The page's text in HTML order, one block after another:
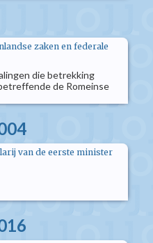
zaken en federale
die betrekking
de Romeinse
van de eerste minister